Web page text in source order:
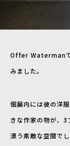
Offer Watermanで
みました。
個展内には彼の洋
きな作家の物が、3
漂う素敵な空間でし